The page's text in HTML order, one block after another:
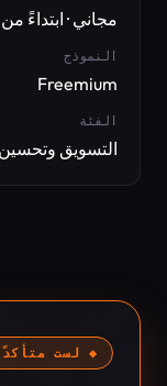
مجاني · ابتداءً من 9.95 دولارًا/التقرير
النموذج
Freemium
الفئة
التسويق
◆ لست